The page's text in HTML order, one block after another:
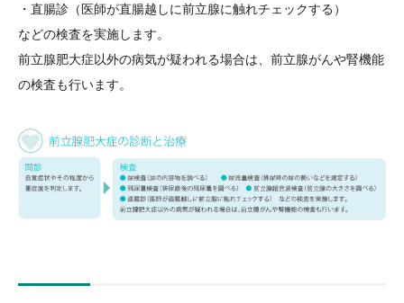
・直腸診（医師が直腸越しに前立腺に触れチェックする）
などの検査を実施します。
前立腺肥大症以外の病気が疑われる場合は、前立腺がんや腎機能
の検査も行います。